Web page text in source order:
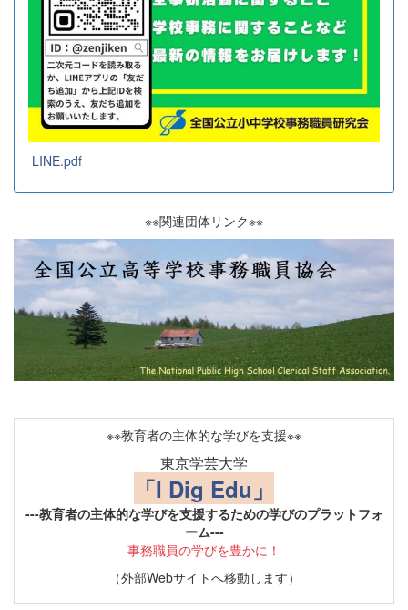
LINE.pdf
※※関連団体リンク※※
※※教育者の主体的な学びを支援※※
東京学芸大学
「I Dig Edu」
---教育者の主体的な学びを支援するための学びのプラットフォ
ーム---
事務職員の学びを豊かに！
（外部Webサイトへ移動します）